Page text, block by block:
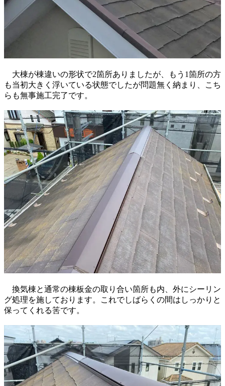
大棟が棟違いの形状で2箇所ありましたが、もう1箇所の方
も当初大きく浮いている状態でしたが問題無く納まり、こち
らも無事施工完了です。
換気棟と通常の棟板金の取り合い箇所も内、外にシーリン
グ処理を施しております。これでしばらくの間はしっかりと
保ってくれる筈です。